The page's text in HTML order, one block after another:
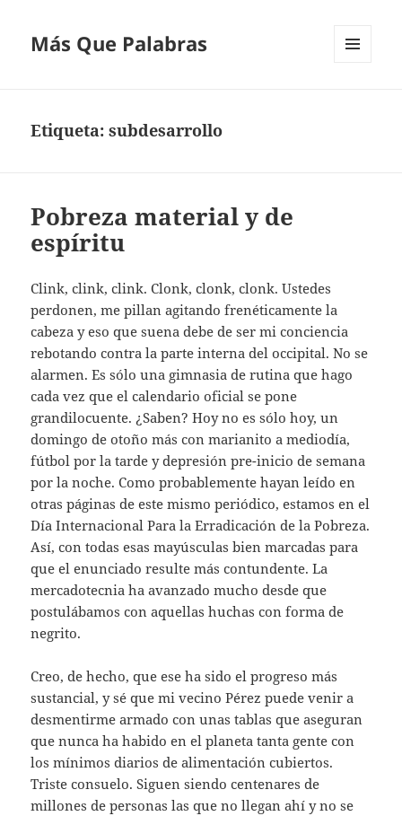
Más Que Palabras
Etiqueta:subdesarrollo
Pobreza material y de
espíritu
Clink, clink, clink. Clonk, clonk, clonk. Ustedes
perdonen, me pillan agitando frenéticamente la
cabeza y eso que suena debe de ser mi conciencia
rebotando contra la parte interna del occipital. No se
alarmen. Es sólo una gimnasia de rutina que hago
cada vez que el calendario oficial se pone
grandilocuente. ¿Saben? Hoy no es sólo hoy, un
domingo de otoño más con marianito a mediodía,
fútbol por la tarde y depresión pre-inicio de semana
por la noche. Como probablemente hayan leído en
otras páginas de este mismo periódico, estamos en el
Día Internacional Para la Erradicación de la Pobreza.
Así, con todas esas mayúsculas bien marcadas para
que el enunciado resulte más contundente. La
mercadotecnia ha avanzado mucho desde que
postulábamos con aquellas huchas con forma de
negrito.
Creo, de hecho, que ese ha sido el progreso más
sustancial, y sé que mi vecino Pérez puede venir a
desmentirme armado con unas tablas que aseguran
que nunca ha habido en el planeta tanta gente con
los mínimos diarios de alimentación cubiertos.
Triste consuelo. Siguen siendo centenares de
millones de personas las que no llegan ahí y no se